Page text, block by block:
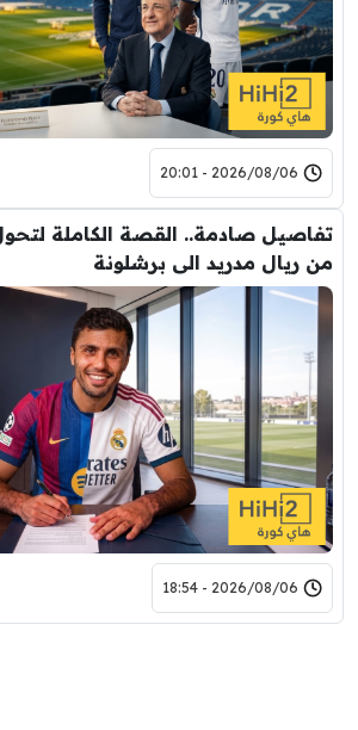
2026/08/06 - 20:01
تفاصيل صادمة.. القصة الكاملة
من ريال مدريد الى برشلونة
2026/08/06 - 18:54